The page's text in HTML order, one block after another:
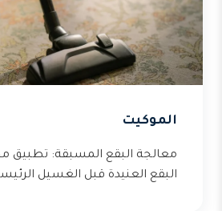
الموكيت
معالجة البقع المسبقة: تطبيق
البقع العنيدة قبل الغسيل